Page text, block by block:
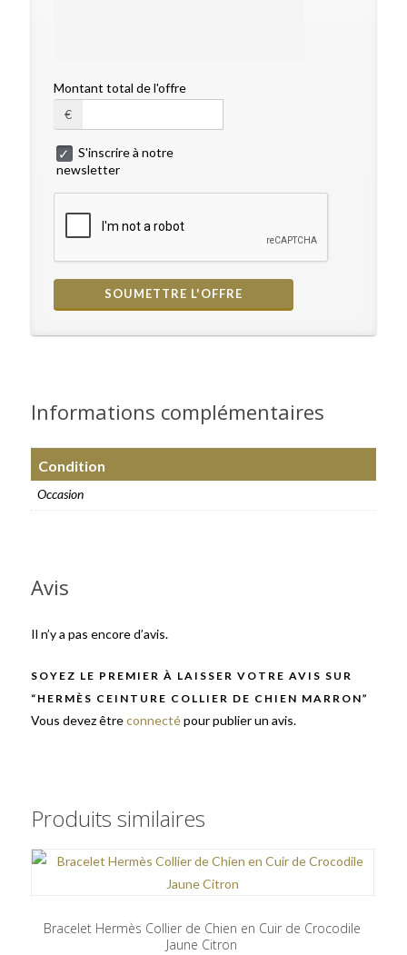
Montant total de l'offre
€
S'inscrire à notre
newsletter
Informations complémentaires
Condition
Occasion
Avis
Il n’y a pas encore d’avis.
SOYEZ LE PREMIER À LAISSER VOTRE AVIS SUR
“HERMÈS CEINTURE COLLIER DE CHIEN MARRON”
Vous devez êtreconnectépour publier un avis.
Produits similaires
Bracelet Hermès Collier de Chien en Cuir de Crocodile
Jaune Citron